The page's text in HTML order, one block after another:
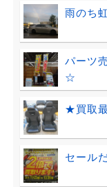
雨のち
パーツ
☆
★買取
セール